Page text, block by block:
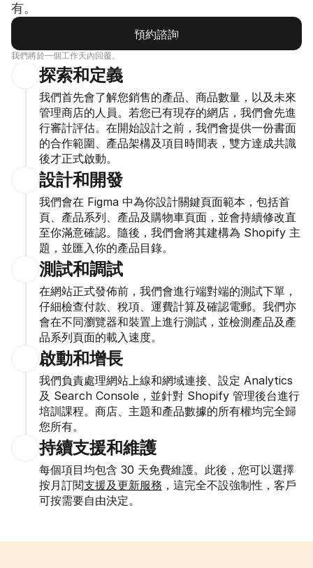
有。
預約諮詢
預約諮詢
我們將於一個工作天內回覆。
探索和定義
我們首先會了解您銷售的產品、商品數量，以及未來
管理商店的人員。若您已有現存的網店，我們會先進
行審計評估。在開始設計之前，我們會提供一份書面
的合作範圍、產品架構及項目時間表，雙方達成共識
後才正式啟動。
設計和開發
我們會在 Figma 中為你設計關鍵頁面範本，包括首
頁、產品系列、產品及購物車頁面，並會持續修改直
至你滿意確認。隨後，我們會將其建構為 Shopify 主
題，並匯入你的產品目錄。
測試和調試
在網站正式發佈前，我們會進行端對端的測試下單，
仔細檢查付款、稅項、運費計算及確認電郵。我們亦
會在不同瀏覽器和裝置上進行測試，並檢測產品及產
品系列頁面的載入速度。
啟動和增長
我們負責處理網站上線和網域連接、設定 Analytics
及 Search Console，並針對 Shopify 管理後台進行
培訓課程。商店、主題和產品數據的所有權均完全歸
您所有。
持續支援和維護
每個項目均包含 30 天免費維護。此後，您可以選擇
按月訂閱支援及更新服務 ，這完全不設強制性，客戶
可按需要自由決定。